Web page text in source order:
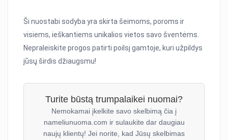
Ši nuostabi sodyba yra skirta šeimoms, poroms ir
visiems, ieškantiems unikalios vietos savo šventėms.
Nepraleiskite progos patirti poilsį gamtoje, kuri užpildys
jūsų širdis džiaugsmu!
Turite būstą trumpalaikei nuomai?
Nemokamai įkelkite savo skelbimą čia į
nameliunuoma.com ir sulaukite dar daugiau
naujų klientų! Jei norite, kad Jūsų skelbimas